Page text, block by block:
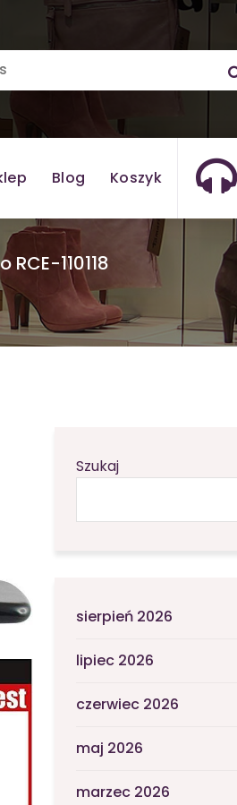
Blog Koszyk
RCE-110118
Szukaj
sierpień 2026
lipiec 2026
czerwiec 2026
maj 2026
marzec 2026